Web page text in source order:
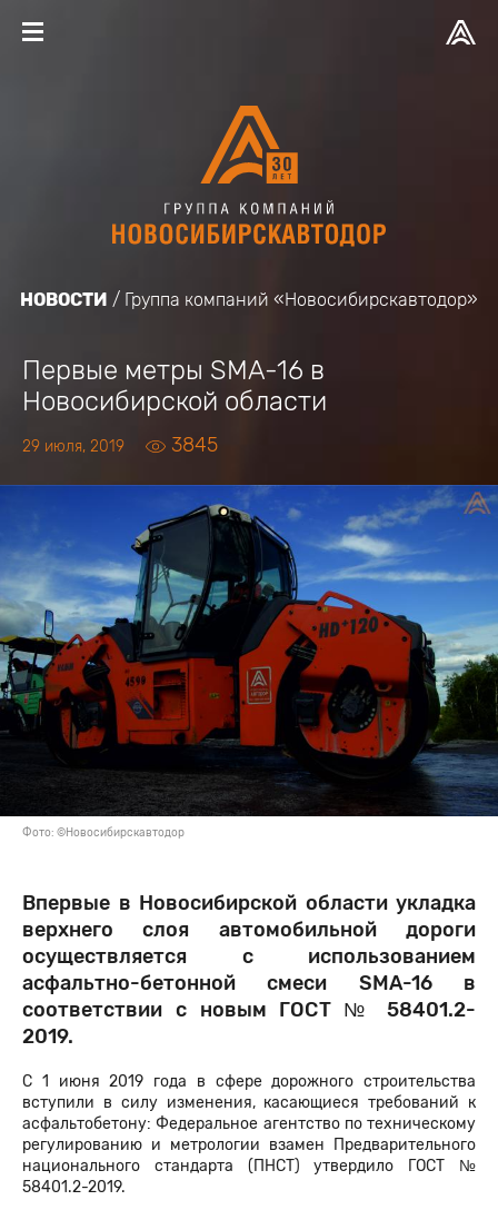
НОВОСТИ Группа компаний «Новосибирскавтодор»
Первые метры SMA-16 в
Новосибирской области
29 июля, 2019 3845
Фото: ©Новосибирскавтодор
Впервые в Новосибирской области укладка
верхнего слоя автомобильной дороги
осуществляется с использованием
асфальтно-бетонной смеси SMA-16 в
соответствии с новым ГОСТ № 58401.2-
2019.
С 1 июня 2019 года в сфере дорожного строительства
вступили в силу изменения, касающиеся требований к
асфальтобетону: Федеральное агентство по техническому
регулированию и метрологии взамен Предварительного
национального стандарта (ПНСТ) утвердило ГОСТ №
58401.2-2019.